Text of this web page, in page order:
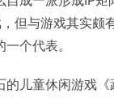
但与游戏其实
个代表。
儿童休闲游戏